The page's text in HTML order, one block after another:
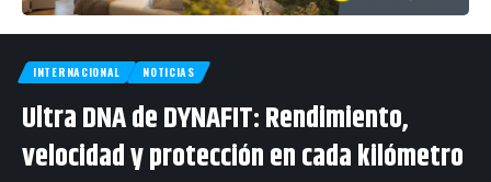
INTERNACIONAL NOTICIAS
Ultra DNA de DYNAFIT: Rendimiento,
velocidad y protección en cada kilómetro